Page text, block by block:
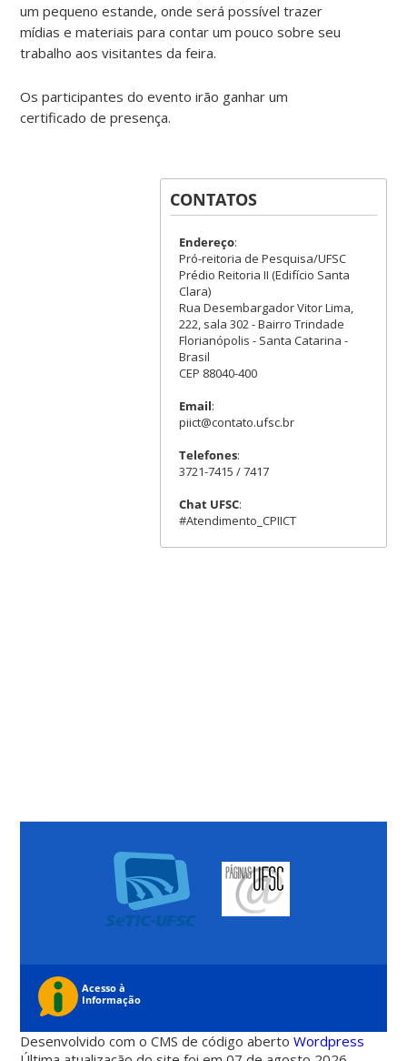
um pequeno estande, onde será possível trazer
mídias e materiais para contar um pouco sobre seu
trabalho aos visitantes da feira.
Os participantes do evento irão ganhar um
certificado de presença.
CONTATOS
Endereço:
Pró-reitoria de Pesquisa/UFSC
Prédio Reitoria II (Edifício Santa
Clara)
Rua Desembargador Vitor Lima,
222, sala 302 - Bairro Trindade
Florianópolis - Santa Catarina -
Brasil
CEP 88040-400
Email:
piict@contato.ufsc.br
Telefones:
3721-7415 / 7417
Chat UFSC:
#Atendimento_CPIICT
Desenvolvido com o CMS de código abertoWordpress